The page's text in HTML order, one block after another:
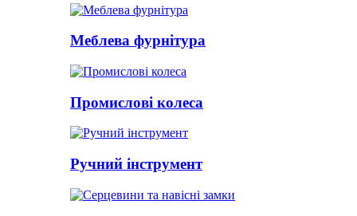
Меблева фурнітура
Промислові колеса
Ручний інструмент